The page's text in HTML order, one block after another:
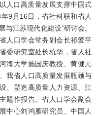
人口高质量发展支撑中国式
9月16日，省社科联和省人
与江苏现代化建设”研讨会。
人口学会常务副会长祁爱平
委研究室处长杭华，省人社
海大学施国庆教授、黄健元
我省人口高质量发展瓶颈与
、塑造高质量人力资源、江
题作报告。省人口学会副会
中心刘鸿雁研究员、中国人